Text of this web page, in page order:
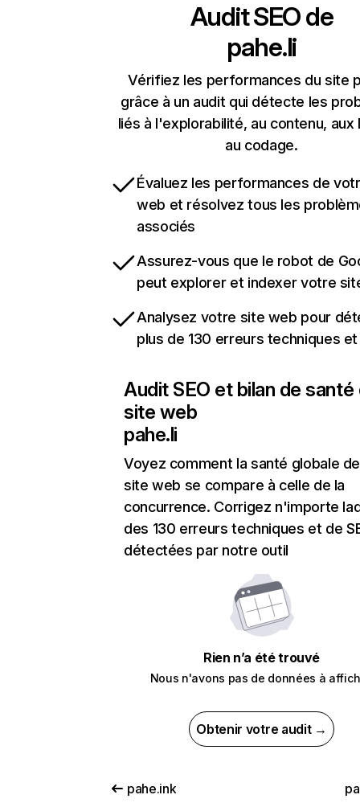
Audit SEO de
pahe.li
Vérifiez les performances du site
grâce à un audit qui détecte les
liés à l'explorabilité, au contenu, aux
au codage.
Évaluez les performances de
web et résolvez tous les
associés
Assurez-vous que le robot de
peut explorer et indexer votre
Analysez votre site web pour
plus de 130 erreurs techniques et
Audit SEO et bilan de santé
site web
pahe.li
Voyez comment la santé globale
site web se compare à celle de la
concurrence. Corrigez n'importe
des 130 erreurs techniques et de
détectées par notre outil
Rien n’a été trouvé
Nous n'avons pas de données à
Obtenir votre audit →
pahe.ink